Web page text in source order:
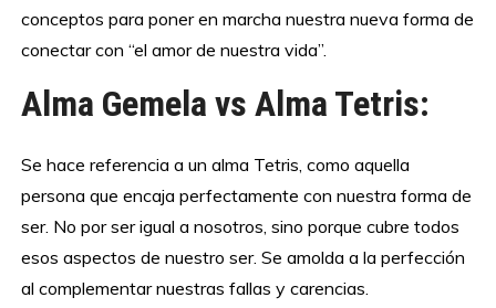
conceptos para poner en marcha nuestra nueva forma de
conectar con “el amor de nuestra vida”.
Alma Gemela vs Alma Tetris:
Se hace referencia a un alma Tetris, como aquella
persona que encaja perfectamente con nuestra forma de
ser. No por ser igual a nosotros, sino porque cubre todos
esos aspectos de nuestro ser. Se amolda a la perfección
al complementar nuestras fallas y carencias.